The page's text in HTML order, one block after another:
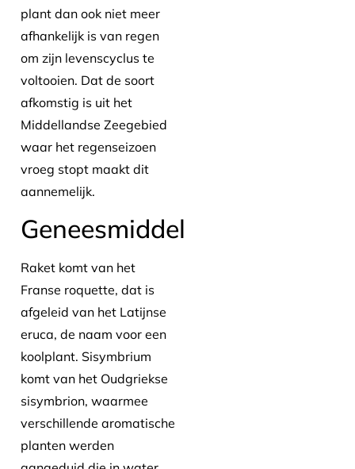
plant dan ook niet meer
afhankelijk is van regen
om zijn levenscyclus te
voltooien. Dat de soort
afkomstig is uit het
Middellandse Zeegebied
waar het regenseizoen
vroeg stopt maakt dit
aannemelijk.
Geneesmiddel
Raket komt van het
Franse roquette, dat is
afgeleid van het Latijnse
eruca, de naam voor een
koolplant. Sisymbrium
komt van het Oudgriekse
sisymbrion, waarmee
verschillende aromatische
planten werden